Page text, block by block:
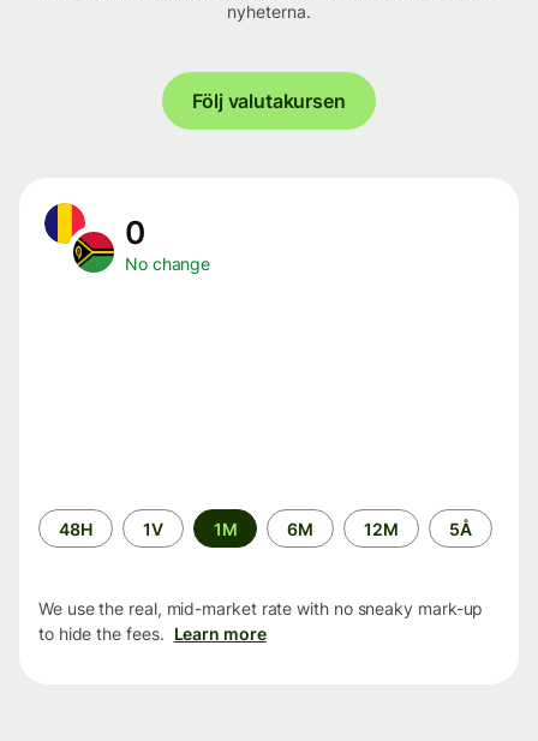
nyheterna.
Följ valutakursen
0
No change
Time
period
48H 1V 1M 6M 12M 5Å
We use the real, mid-market rate with no sneaky mark-up
to hide the fees. Learn more